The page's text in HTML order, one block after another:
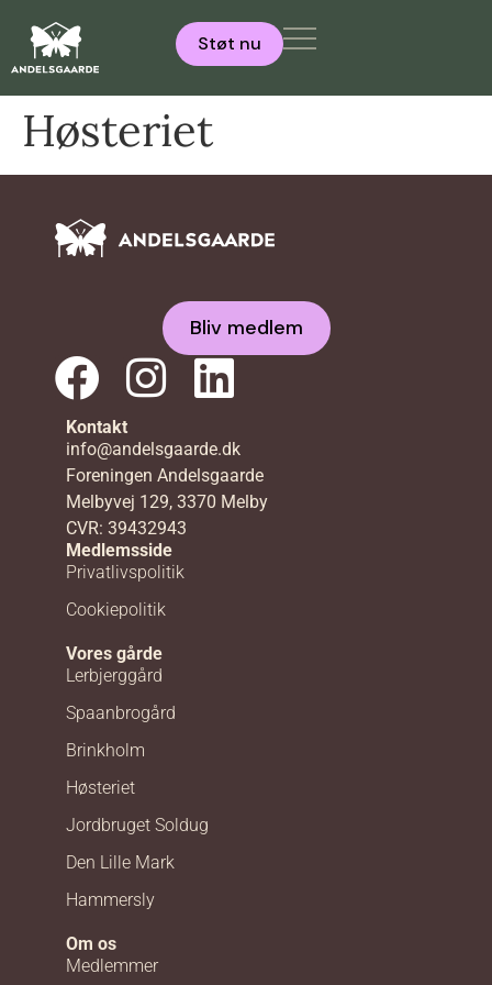
Støt nu
Høsteriet
Bliv medlem
Kontakt
info@andelsgaarde.dk
Foreningen Andelsgaarde
Melbyvej 129, 3370 Melby
CVR: 39432943
Medlemsside
Privatlivspolitik
Cookiepolitik
Vores gårde
Lerbjerggård
Spaanbrogård
Brinkholm
Høsteriet
Jordbruget Soldug
Den Lille Mark
Hammersly
Om os
Medlemmer